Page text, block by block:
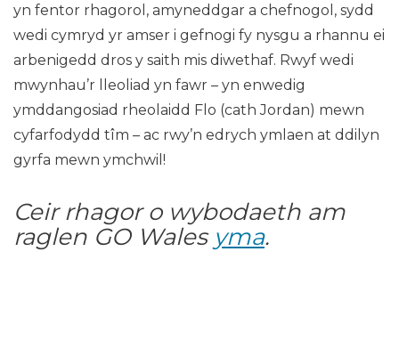
yn fentor rhagorol, amyneddgar a chefnogol, sydd
wedi cymryd yr amser i gefnogi fy nysgu a rhannu ei
arbenigedd dros y saith mis diwethaf. Rwyf wedi
mwynhau’r lleoliad yn fawr – yn enwedig
ymddangosiad rheolaidd Flo (cath Jordan) mewn
cyfarfodydd tîm – ac rwy’n edrych ymlaen at ddilyn
gyrfa mewn ymchwil!
Ceir rhagor o wybodaeth am
raglen GO Wales yma.